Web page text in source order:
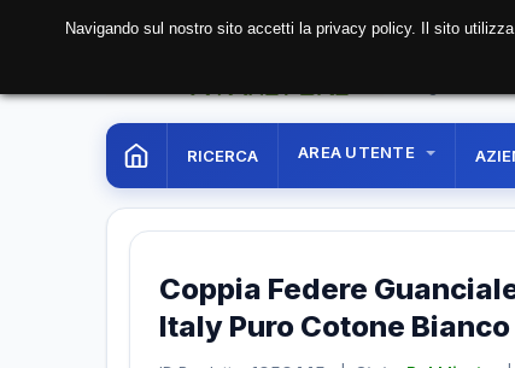
RICERCA AREA UTENTE
Coppia Federe
Italy Puro Cotone Bianco
Navigando sul nostro sito accetti la privacy policy. Il sito